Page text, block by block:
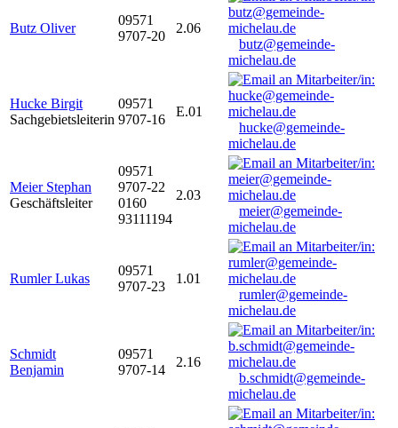
Butz Oliver
09571
9707-20
2.06
butz@gemeinde-
michelau.de
Hucke Birgit
Sachgebietsleiterin
09571
9707-16
E.01
hucke@gemeinde-
michelau.de
Meier Stephan
Geschäftsleiter
09571
9707-22
0160
93111194
2.03
meier@gemeinde-
michelau.de
Rumler Lukas
09571
9707-23
1.01
rumler@gemeinde-
michelau.de
Schmidt
Benjamin
09571
9707-14
2.16
b.schmidt@gemeinde-
michelau.de